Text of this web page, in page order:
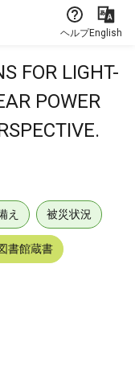
ヘルプEnglish
FOR LIGHT-
POWER
え 被災状況
書館蔵書